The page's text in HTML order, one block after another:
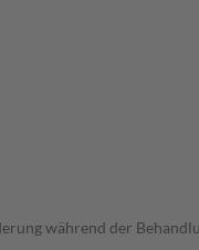
während der